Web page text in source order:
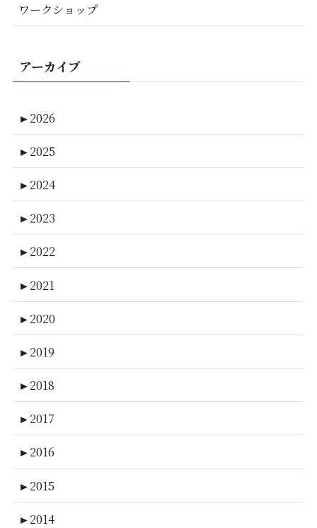
ワークショップ
アーカイブ
►2026
►2025
►2024
►2023
►2022
►2021
►2020
►2019
►2018
►2017
►2016
►2015
►2014